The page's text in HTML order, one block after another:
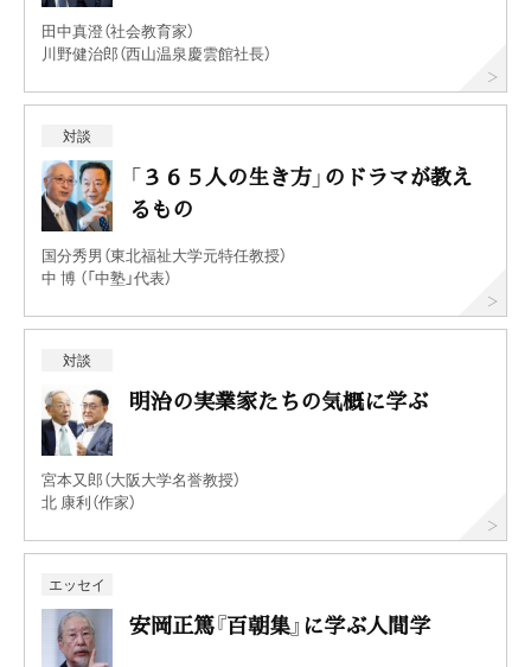
田中真澄（社会教育家）
川野健治郎（西山温泉慶雲館社長）
対談
「３６５人の生き方」のドラマが教え
るもの
国分秀男（東北福祉大学元特任教授）
中 博 （「中塾」代表）
対談
明治の実業家たちの気概に学ぶ
宮本又郎（大阪大学名誉教授）
北 康利（作家）
エッセイ
安岡正篤『百朝集』に学ぶ人間学